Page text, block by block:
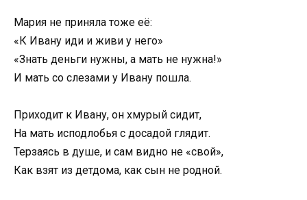
Мария не приняла тоже её:
«К Ивану иди и живи у него»
«Знать деньги нужны, а мать не нужна!»
И мать со слезами у Ивану пошла.
Приходит к Ивану, он хмурый сидит,
На мать исподлобья с досадой глядит.
Терзаясь в душе, и сам видно не «свой»,
Как взят из детдома, как сын не родной.